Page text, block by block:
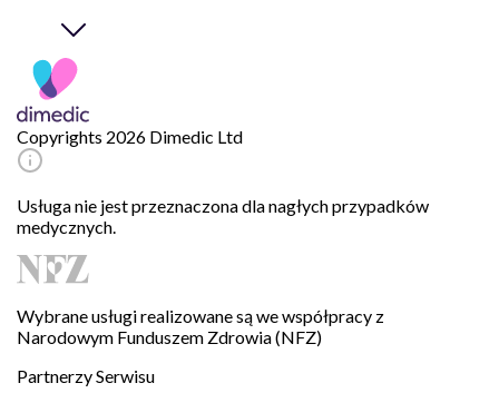
Copyrights 2026 Dimedic Ltd
Usługa nie jest przeznaczona dla nagłych przypadków
medycznych.
Wybrane usługi realizowane są we współpracy z
Narodowym Funduszem Zdrowia (NFZ)
Partnerzy Serwisu